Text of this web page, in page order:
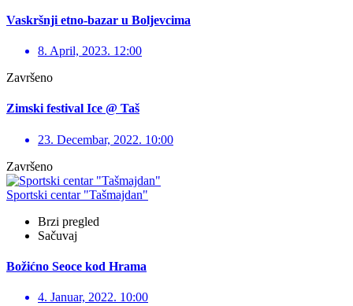
Vaskršnji etno-bazar u Boljevcima
8. April, 2023. 12:00
Završeno
Zimski festival Ice @ Taš
23. Decembar, 2022. 10:00
Završeno
Sportski centar "Tašmajdan"
Brzi pregled
Sačuvaj
Božićno Seoce kod Hrama
4. Januar, 2022. 10:00